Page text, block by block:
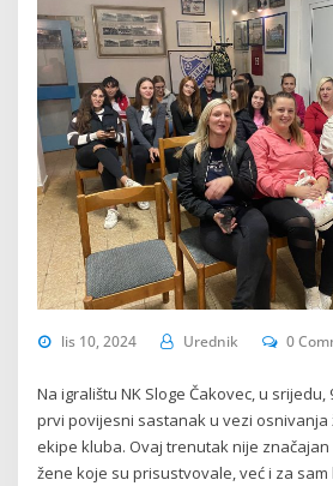
lis 10, 2024 Urednik 0
Na igralištu NK Sloge Čakovec, u srijedu,
prvi povijesni sastanak u vezi
ekipe kluba. Ovaj trenutak nije
žene koje su prisustvovale, već i za